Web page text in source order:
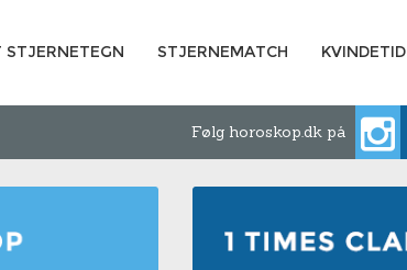
STJERNETEGN STJERNEMATCH KVINDETID
Følg horoskop.dk på